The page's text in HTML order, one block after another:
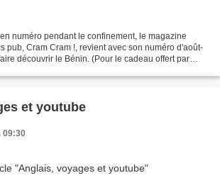
numéro pendant le confinement, le magazine
pub, Cram Cram !, revient avec son numéro d'août-
découvrir le Bénin. (Pour le cadeau offert par
et youtube
09:30